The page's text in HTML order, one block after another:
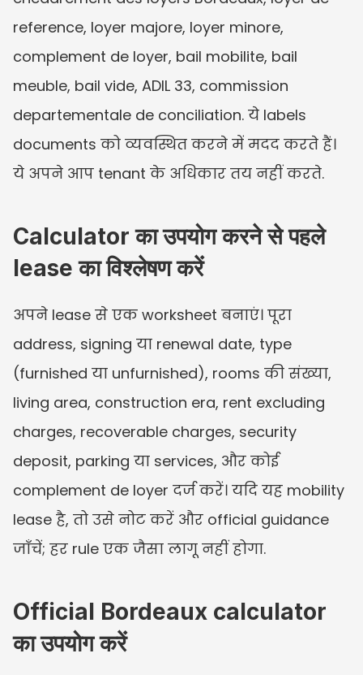
reference, loyer majore, loyer minore,
complement de loyer, bail mobilite, bail
meuble, bail vide, ADIL 33, commission
departementale de conciliation. ये labels
documents को व्यवस्थित करने में मदद करते हैं।
ये अपने आप tenant के अधिकार तय नहीं करते.
Calculator का उपयोग करने से पहले
lease का विश्लेषण करें
अपने lease से एक worksheet बनाएं। पूरा
address, signing या renewal date, type
(furnished या unfurnished), rooms की संख्या,
living area, construction era, rent excluding
charges, recoverable charges, security
deposit, parking या services, और कोई
complement de loyer दर्ज करें। यदि यह mobility
lease है, तो उसे नोट करें और official guidance
जाँचें; हर rule एक जैसा लागू नहीं होगा.
Official Bordeaux calculator
का उपयोग करें